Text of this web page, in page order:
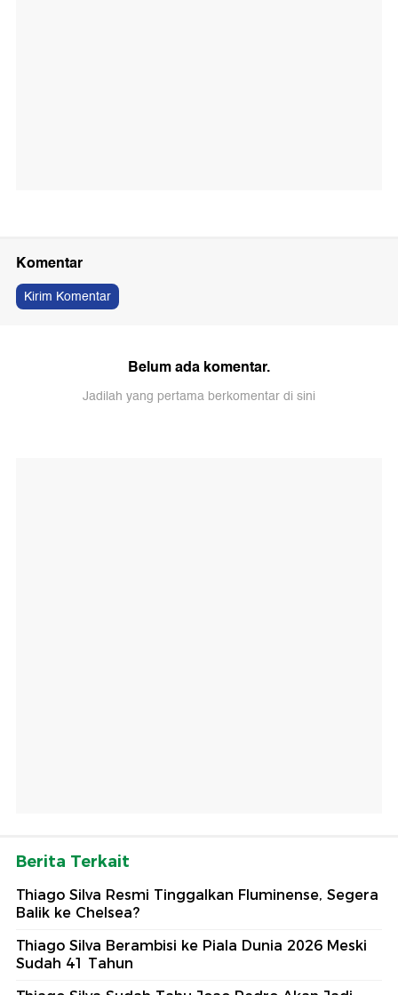
Komentar
Kirim Komentar
Belum ada komentar.
Jadilah yang pertama berkomentar di sini
Berita Terkait
Thiago Silva Resmi Tinggalkan Fluminense, Segera
Balik ke Chelsea?
Thiago Silva Berambisi ke Piala Dunia 2026 Meski
Sudah 41 Tahun